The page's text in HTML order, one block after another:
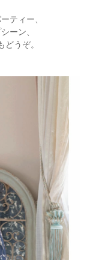
ティー、
ーン、
どうぞ。